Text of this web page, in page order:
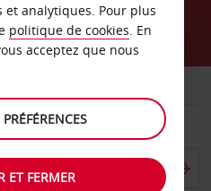
analytiques. Pour plus
politique de cookies. En
acceptez que nous
ET FERMER